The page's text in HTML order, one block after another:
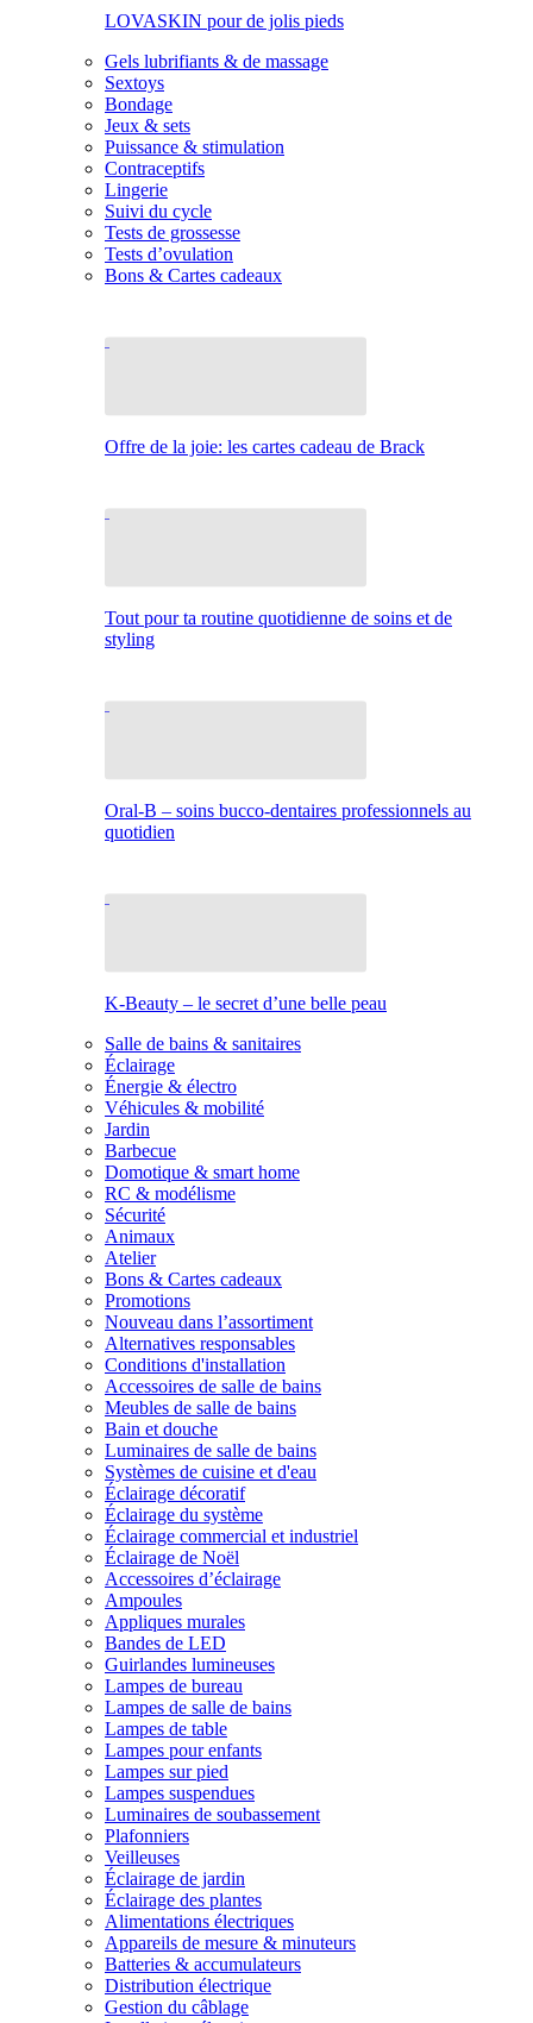
LOVASKIN pour de jolis pieds
Gels lubrifiants & de massage
Sextoys
Bondage
Jeux & sets
Puissance & stimulation
Contraceptifs
Lingerie
Suivi du cycle
Tests de grossesse
Tests d’ovulation
Bons & Cartes cadeaux
Offre de la joie: les cartes cadeau de Brack
Tout pour ta routine quotidienne de soins et de
styling
Oral-B – soins bucco-dentaires professionnels au
quotidien
K-Beauty – le secret d’une belle peau
Salle de bains & sanitaires
Éclairage
Énergie & électro
Véhicules & mobilité
Jardin
Barbecue
Domotique & smart home
RC & modélisme
Sécurité
Animaux
Atelier
Bons & Cartes cadeaux
Promotions
Nouveau dans l’assortiment
Alternatives responsables
Conditions d'installation
Accessoires de salle de bains
Meubles de salle de bains
Bain et douche
Luminaires de salle de bains
Systèmes de cuisine et d'eau
Éclairage décoratif
Éclairage du système
Éclairage commercial et industriel
Éclairage de Noël
Accessoires d’éclairage
Ampoules
Appliques murales
Bandes de LED
Guirlandes lumineuses
Lampes de bureau
Lampes de salle de bains
Lampes de table
Lampes pour enfants
Lampes sur pied
Lampes suspendues
Luminaires de soubassement
Plafonniers
Veilleuses
Éclairage de jardin
Éclairage des plantes
Alimentations électriques
Appareils de mesure & minuteurs
Batteries & accumulateurs
Distribution électrique
Gestion du câblage